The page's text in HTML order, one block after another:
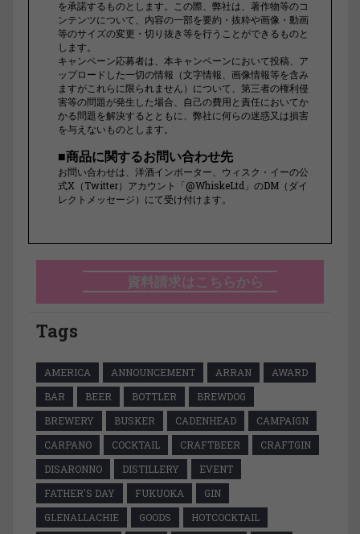
を承諾するものとします。この際、弊社は、著作物等のコ
ンテンツについて、内容の一部を要約・抜粋や画像・動画
等のサイズの変更・切り抜き等を行うことができるものと
します。
キャンペーン応募者は、本キャンペーンにおいて投稿、ア
ップロードした一切の情報（文字情報、画像情報等を含み
ますがこれらに限られません）について、第三者の権利侵
害等の問題が発生した場合、自己の費用と責任においてか
かる問題を解決するとともに、弊社に何らの迷惑又は損害
を与えないものとします。
■商品に関するお問い合わせ先
お問い合わせは、洋酒インポーター、ウィスク・イーの公
式X（Twitter）アカウント「@WhiskeLtd」のDM（ダイ
レクトメッセージ）にて受け付けます。
資料請求はこちらから
Tags
AMERICA ANNOUNCEMENT ARRAN
AWARD
BAR
BEER BOTTLER
BREWDOG
BREWERY
BUSKER CADENHEAD
CAMPAIGN
CARPANO
COCKTAIL CRAFTBEER
CRAFTGIN
DISARONNO
DISTILLERY
EVENT
FATHER'S DAY
FUKUOKA
GIN
GLENALLACHIE
GOODS
HOTCOCKTAIL